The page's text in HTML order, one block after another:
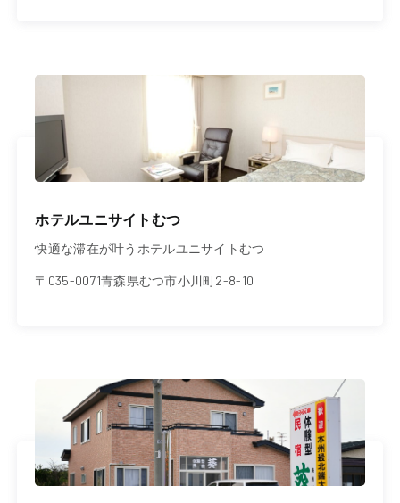
ホテルユニサイトむつ
快適な滞在が叶うホテルユニサイトむつ
〒035-0071青森県むつ市小川町2-8-10